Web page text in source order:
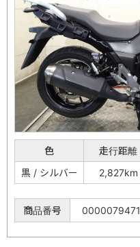
色 走行距離
黒 / シルバー
2,827km
商品番号 0000079471